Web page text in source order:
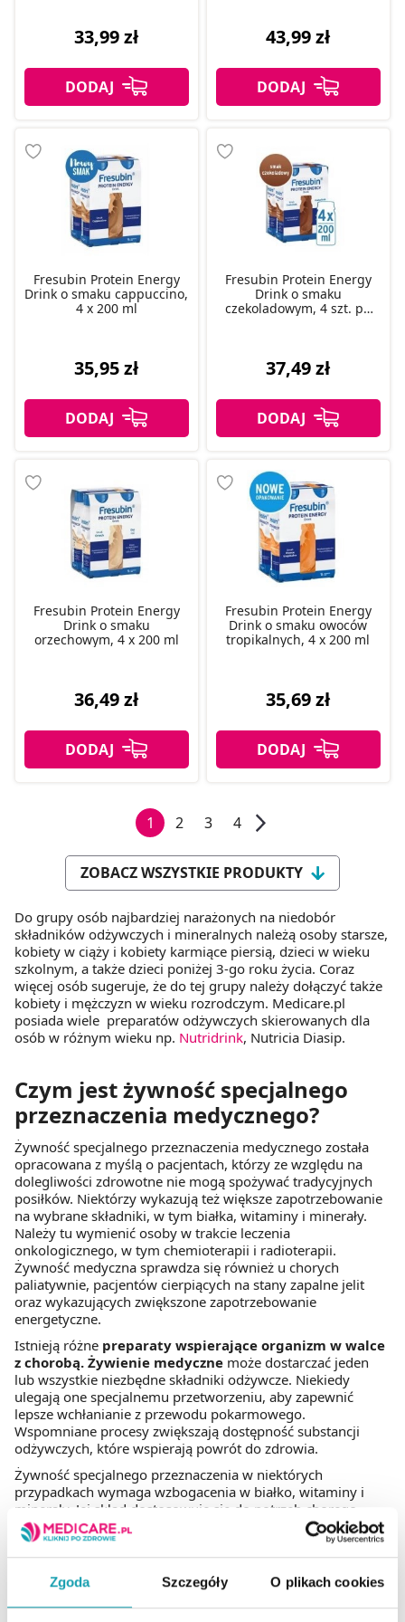
Zgoda Szczegóły O plikach cookies
33,99 zł 43,99 zł
Fresubin Protein Energy
Drink o smaku cappuccino,
4 x 200 ml
35,95 zł
Fresubin Protein Energy
Drink o smaku
czekoladowym, 4 szt. po
37,49 zł
Fresubin Protein Energy
Drink o smaku
orzechowym, 4 x 200 ml
36,49 zł
Fresubin Protein Energy
Drink o smaku owoców
tropikalnych, 4 x 200 ml
35,69 zł
1 2 3 4
ZOBACZ WSZYSTKIE PRODUKTY
Do grupy osób najbardziej narażonych na niedobór
składników odżywczych i mineralnych należą osoby starsze,
kobiety w ciąży i kobiety karmiące piersią, dzieci w wieku
szkolnym, a także dzieci poniżej 3-go roku życia. Coraz
więcej osób sugeruje, że do tej grupy należy dołączyć także
kobiety i mężczyzn w wieku rozrodczym. Medicare.pl
posiada wiele preparatów odżywczych skierowanych dla
osób w różnym wieku np. Nutridrink, Nutricia Diasip.
Czym jest żywność specjalnego
przeznaczenia medycznego?
Żywność specjalnego przeznaczenia medycznego została
opracowana z myślą o pacjentach, którzy ze względu na
dolegliwości zdrowotne nie mogą spożywać tradycyjnych
posiłków. Niektórzy wykazują też większe zapotrzebowanie
na wybrane składniki, w tym białka, witaminy i minerały.
Należy tu wymienić osoby w trakcie leczenia
onkologicznego, w tym chemioterapii i radioterapii.
Żywność medyczna sprawdza się również u chorych
paliatywnie, pacjentów cierpiących na stany zapalne jelit
oraz wykazujących zwiększone zapotrzebowanie
energetyczne.
Istnieją różne preparaty wspierające organizm w walce
z chorobą. Żywienie medyczne może dostarczać jeden
lub wszystkie niezbędne składniki odżywcze. Niekiedy
ulegają one specjalnemu przetworzeniu, aby zapewnić
lepsze wchłanianie z przewodu pokarmowego.
Wspomniane procesy zwiększają dostępność substancji
odżywczych, które wspierają powrót do zdrowia.
Żywność specjalnego przeznaczenia w niektórych
przypadkach wymaga wzbogacenia w białko, witaminy i
minerały. Jej skład dostosowuje się do potrzeb chorego.
Preparaty na wsparcie organizmu
w chorobie